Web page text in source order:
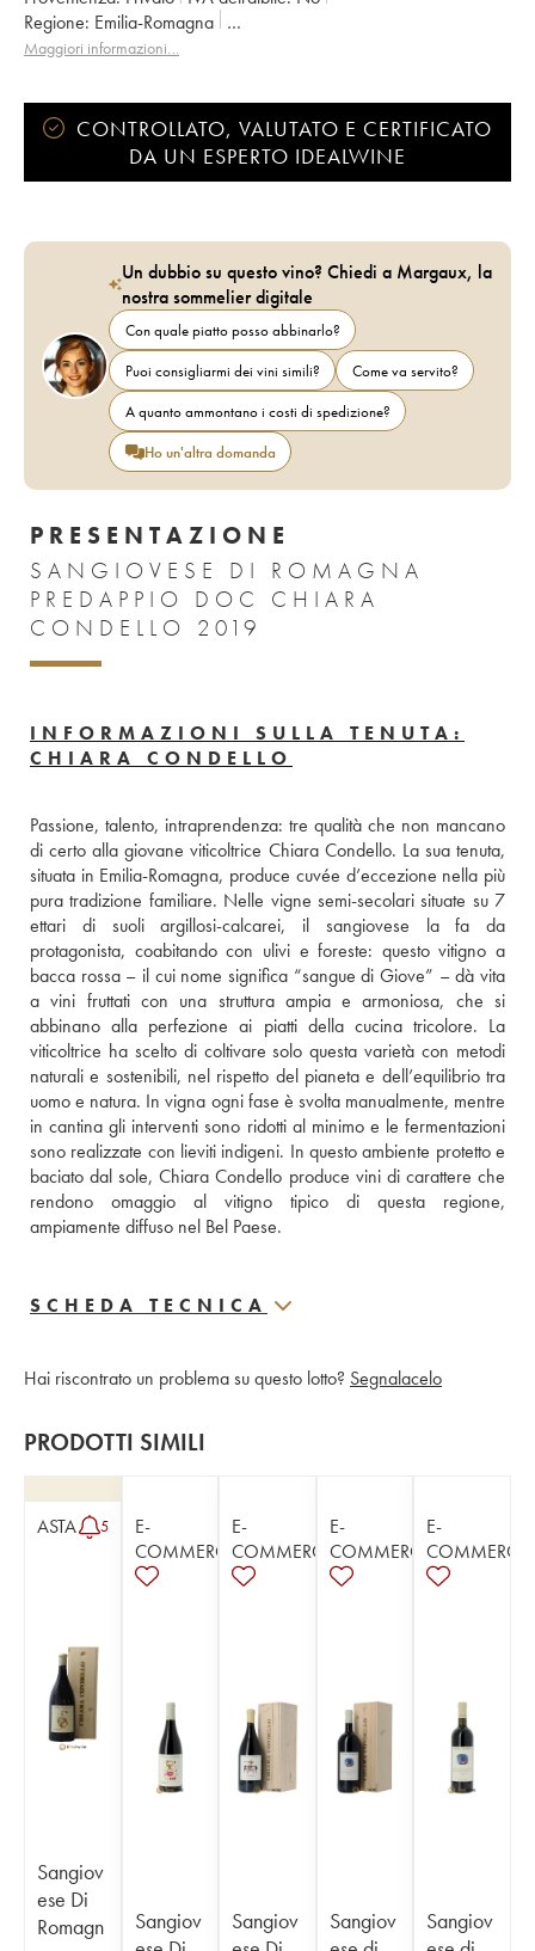
Regione:
Emilia-Romagna
Denominazione: Sangiovese di Romagna Predappio DOC
Maggiori informazioni…
CONTROLLATO, VALUTATO E CERTIFICATO
DA UN ESPERTO IDEALWINE
Un dubbio su questo vino? Chiedi a Margaux, la
nostra sommelier digitale
Con quale piatto posso abbinarlo?
Puoi consigliarmi dei vini simili?
Come va servito?
A quanto ammontano i costi di spedizione?
Ho un'altra domanda
PRESENTAZIONE
SANGIOVESE DI ROMAGNA
PREDAPPIO DOC CHIARA
CONDELLO 2019
INFORMAZIONI SULLA TENUTA:
CHIARA CONDELLO
Passione, talento, intraprendenza: tre qualità che non mancano
di certo alla giovane viticoltrice Chiara Condello. La sua tenuta,
situata in Emilia-Romagna, produce cuvée d’eccezione nella più
pura tradizione familiare. Nelle vigne semi-secolari situate su 7
ettari di suoli argillosi-calcarei, il sangiovese la fa da
protagonista, coabitando con ulivi e foreste: questo vitigno a
bacca rossa – il cui nome significa “sangue di Giove” – dà vita
a vini fruttati con una struttura ampia e armoniosa, che si
abbinano alla perfezione ai piatti della cucina tricolore. La
viticoltrice ha scelto di coltivare solo questa varietà con metodi
naturali e sostenibili, nel rispetto del pianeta e dell’equilibrio tra
uomo e natura. In vigna ogni fase è svolta manualmente, mentre
in cantina gli interventi sono ridotti al minimo e le fermentazioni
sono realizzate con lieviti indigeni. In questo ambiente protetto e
baciato dal sole, Chiara Condello produce vini di carattere che
rendono omaggio al vitigno tipico di questa regione,
ampiamente diffuso nel Bel Paese.
SCHEDA TECNICA
Hai riscontrato un problema su questo lotto? Segnalacelo
PRODOTTI SIMILI
ASTA 5
Sangiov
ese Di
Romagn
E-
COMMERCE
Sangiov
E-
COMMERCE
Sangiov
E-
COMMERCE
Sangiov
E-
COMMERCE
Sangiov